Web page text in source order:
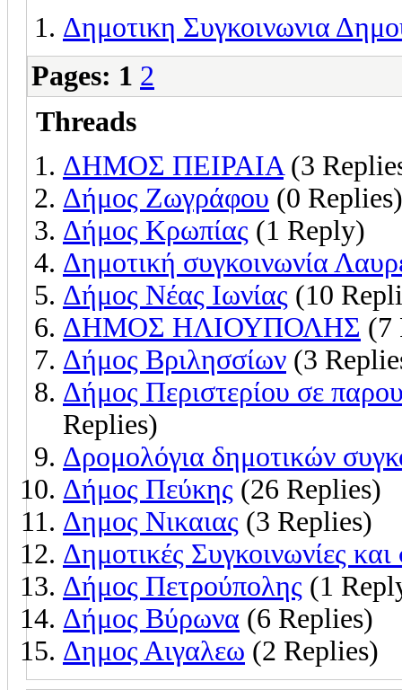
Δημοτικη Συγκοινωνια
Pages: 1 2
Threads
ΔΗΜΟΣ ΠΕΙΡΑΙΑ (3
Δήμος Ζωγράφου (0 Replies)
Δήμος Κρωπίας (1 Reply)
Δημοτική συγκοινωνία
Δήμος Νέας Ιωνίας (10
ΔΗΜΟΣ ΗΛΙΟΥΠΟΛΗΣ (7
Δήμος Βριλησσίων (3
Δήμος Περιστερίου σε
Replies)
Δρομολόγια δημοτικών
Δήμος Πεύκης (26 Replies)
Δημος Νικαιας (3 Replies)
Δημοτικές Συγκοινωνίες
Δήμος Πετρούπολης (1
Δήμος Βύρωνα (6 Replies)
Δημος Αιγαλεω (2 Replies)